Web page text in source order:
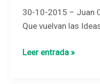
30-10-2015 – Juan
Que vuelvan las
–
Leer entrada »